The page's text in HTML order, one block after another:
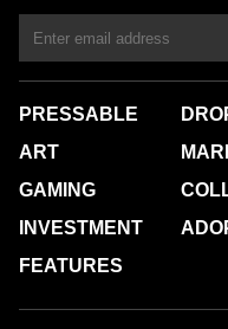
PRESSABLE
ART
GAMING
INVESTMENT
FEATURES